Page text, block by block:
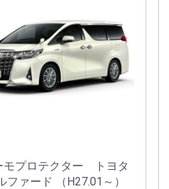
モプロテクター トヨタ
ファード （H27.01～）